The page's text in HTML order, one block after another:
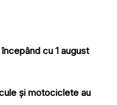
cu 1 august
și motociclete au